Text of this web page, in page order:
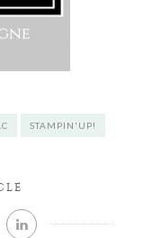
STAMPIN'UP!